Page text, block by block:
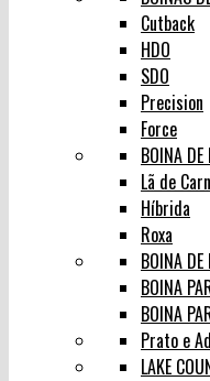
Cutback
HDO
SDO
Precision
Force
BOINA DE
Lã de
Híbrida
Roxa
BOINA
BOINA
BOINA
Prato e
LAKE